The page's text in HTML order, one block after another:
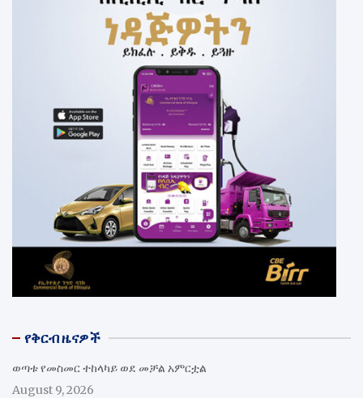
የቅርብ ዜናዎች
ወጣቱ የመስመር ተከላካይ ወደ መቻል አምርቷል
August 9, 2026